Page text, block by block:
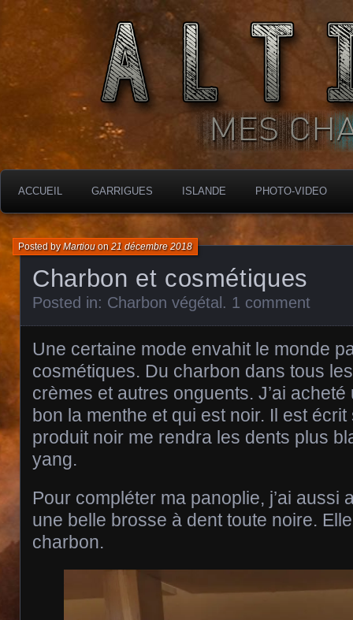
ALTIMARA
MES CHARBONNIÈRES
ACCUEIL GARRIGUES ISLANDE PHOTO-VIDEO
Charbon et cosmétiques
Posted byMartiouon21 décembre 2018
Posted in: Charbon végétal . 1 comment
Une certaine mode envahit le monde
cosmétiques. Du charbon dans tous
crèmes et autres onguents. J’ai
bon la menthe et qui est noir. Il est
produit noir me rendra les dents plus
yang.
Pour compléter ma panoplie, j’ai aussi
une belle brosse à dent toute noire.
charbon.